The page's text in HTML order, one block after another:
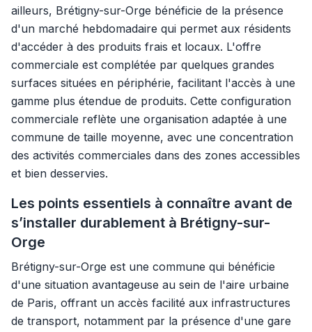
ailleurs, Brétigny-sur-Orge bénéficie de la présence
d'un marché hebdomadaire qui permet aux résidents
d'accéder à des produits frais et locaux. L'offre
commerciale est complétée par quelques grandes
surfaces situées en périphérie, facilitant l'accès à une
gamme plus étendue de produits. Cette configuration
commerciale reflète une organisation adaptée à une
commune de taille moyenne, avec une concentration
des activités commerciales dans des zones accessibles
et bien desservies.
Les points essentiels à connaître avant de
s’installer durablement à Brétigny-sur-
Orge
Brétigny-sur-Orge est une commune qui bénéficie
d'une situation avantageuse au sein de l'aire urbaine
de Paris, offrant un accès facilité aux infrastructures
de transport, notamment par la présence d'une gare